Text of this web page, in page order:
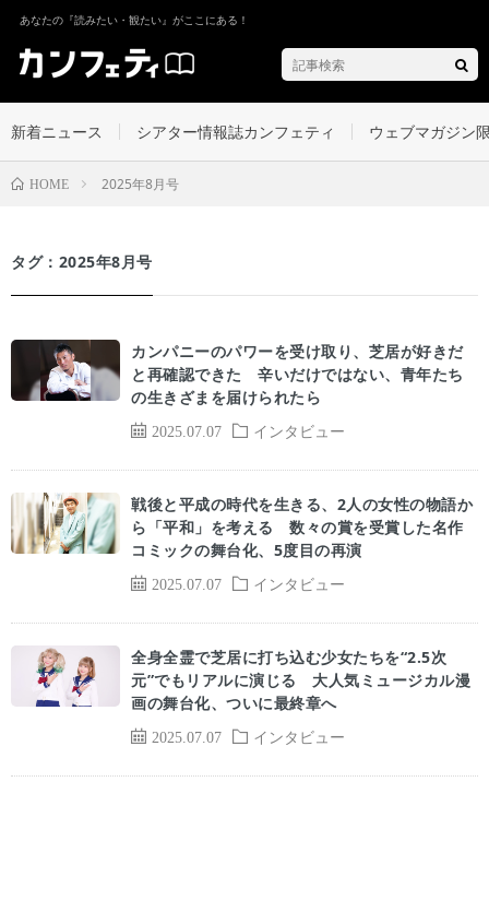
あなたの『読みたい・観たい』がここにある！
新着ニュース シアター情報誌カンフェティ ウェブマガジン
HOME 2025年8月号
タグ：2025年8月号
2025.07.07 インタビュー
カンパニーのパワーを受け取り、芝居が好きだ
と再確認できた 辛いだけではない、青年たち
の生きざまを届けられたら
2025.07.07 インタビュー
戦後と平成の時代を生きる、2人の女性の物語か
ら「平和」を考える 数々の賞を受賞した名作
コミックの舞台化、5度目の再演
2025.07.07 インタビュー
全身全霊で芝居に打ち込む少女たちを“2.5次
元”でもリアルに演じる 大人気ミュージカル漫
画の舞台化、ついに最終章へ